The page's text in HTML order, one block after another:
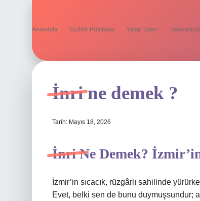
Anasayfa Gizlilik Politikası Yasal Uyarı
İnri ne demek ?
Tarih: Mayıs 18, 2026
İnri Ne Demek?
İzmir’in sıcacık, rüzgârlı sahilinde
Evet, belki sen de bunu duymuşsundur;